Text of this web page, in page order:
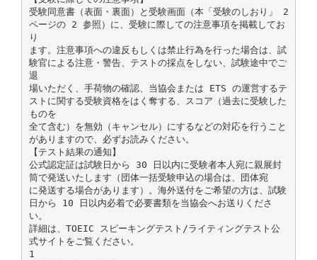
受験同意書（表面・裏面）と受験画面（本「受験のしおり」 2
ページの 2 参照）に、受験に際しての注意事項を掲載してお
り
ます。注意事項への違反もしくは禁止行為を行った場合は、試
験官による注意・警告、テストの採点をしない、試験途中でご
退
場いただく、手荷物の確認、当協会または ETS の運営するテ
ストに関する受験資格をはく奪する、スコア（過去に受験した
ものを
全て含む）を無効（キャンセル）にするなどの対応を行うこと
がありますので、必ずお読みください。
【テスト結果の通知】
公式認定証は試験日から 30 日以内に受験者本人宛に親展封
筒で発送いたします（団体一括受験申込の場合は、団体宛
に発送する場合があります）。海外送付をご希望の方は、試験
日から 10 日以内必着で必要書類を当協会へお送りくださ
い。
詳細は、TOEIC スピーキングテスト/ライティングテスト公
式サイトをご覧ください。
1